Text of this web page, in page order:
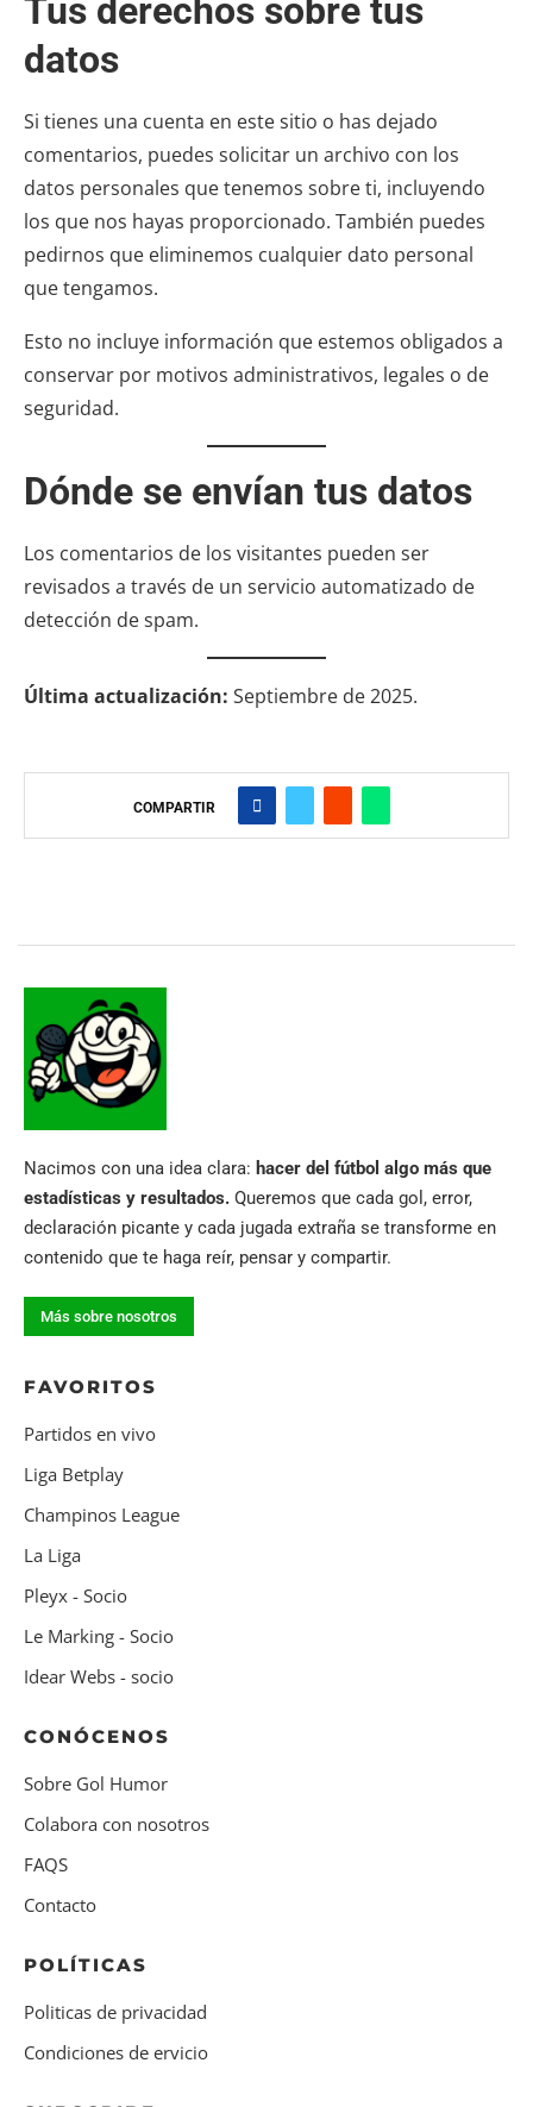
Tus derechos sobre tus
datos
Si tienes una cuenta en este sitio o has dejado
comentarios, puedes solicitar un archivo con los
datos personales que tenemos sobre ti, incluyendo
los que nos hayas proporcionado. También puedes
pedirnos que eliminemos cualquier dato personal
que tengamos.
Esto no incluye información que estemos obligados a
conservar por motivos administrativos, legales o de
seguridad.
Dónde se envían tus datos
Los comentarios de los visitantes pueden ser
revisados a través de un servicio automatizado de
detección de spam.
Última actualización: Septiembre de 2025.
COMPARTIR
Nacimos con una idea clara: hacer del fútbol algo más que
estadísticas y resultados. Queremos que cada gol, error,
declaración picante y cada jugada extraña se transforme en
contenido que te haga reír, pensar y compartir.
Más sobre nosotros
FAVORITOS
Partidos en vivo
Liga Betplay
Champinos League
La Liga
Pleyx - Socio
Le Marking - Socio
Idear Webs - socio
CONÓCENOS
Sobre Gol Humor
Colabora con nosotros
FAQS
Contacto
POLÍTICAS
Politicas de privacidad
Condiciones de ervicio